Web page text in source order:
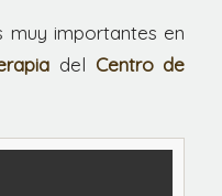
muy importantes en
del Centro de